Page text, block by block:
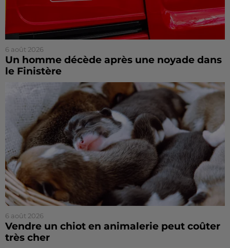
6 août 2026
Un homme décède après une noyade dans
le Finistère
6 août 2026
Vendre un chiot en animalerie peut coûter
très cher